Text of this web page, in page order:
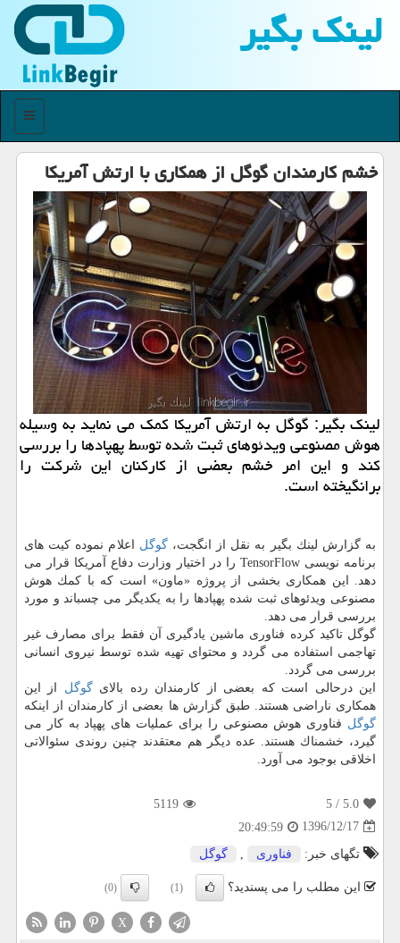
لینك بگیر
منو
خشم كارمندان گوگل از همكاری با ارتش آمریكا
لینك بگیر: گوگل به ارتش آمریكا كمك می نماید به وسیله
هوش مصنوعی ویدئوهای ثبت شده توسط پهپادها را بررسی
كند و این امر خشم بعضی از كاركنان این شركت را
برانگیخته است.
به گزارش لینك بگیر به نقل از انگجت،گوگل اعلام نموده كیت های
برنامه نویسی TensorFlow را در اختیار وزارت دفاع آمریكا قرار می
دهد. این همكاری بخشی از پروژه «ماون» است كه با كمك هوش
مصنوعی ویدئوهای ثبت شده پهپادها را به یكدیگر می چسباند و مورد
بررسی قرار می دهد.
گوگل تاكید كرده فناوری ماشین یادگیری آن فقط برای مصارف غیر
تهاجمی استفاده می گردد و محتوای تهیه شده توسط نیروی انسانی
بررسی می گردد.
این درحالی است كه بعضی از كارمندان رده بالایگوگل از این
همكاری ناراضی هستند. طبق گزارش ها بعضی از كارمندان از اینكه
گوگل فناوری هوش مصنوعی را برای عملیات های پهپاد به كار می
گیرد، خشمناك هستند. عده دیگر هم معتقدند چنین روندی سئوالاتی
اخلاقی بوجود می آورد.
5.0
/ 5
5119
1396/12/17
20:49:59
تگهای خبر:
فناوری , گوگل
این مطلب را می پسندید؟ (1)
(0)
X